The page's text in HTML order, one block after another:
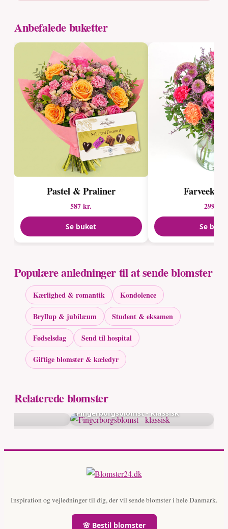
Anbefalede buketter
Pastel & Praliner
587 kr.
Se buket
299 kr.
Se
Populære anledninger til at sende blomster
Kærlighed & romantik
Kondolence
Bryllup & jubilæum
Student & eksamen
Fødselsdag
Send til hospital
Giftige blomster & kæledyr
Relaterede blomster
Fingerborgsblomst - klassisk
Inspiration og vejledninger til dig, der vil sende blomster i hele Danmark.
🌸 Bestil blomster